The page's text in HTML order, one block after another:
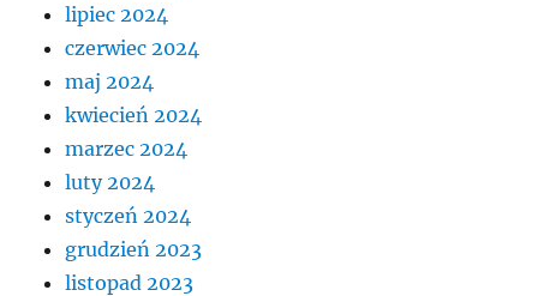
lipiec 2024
czerwiec 2024
maj 2024
kwiecień 2024
marzec 2024
luty 2024
styczeń 2024
grudzień 2023
listopad 2023